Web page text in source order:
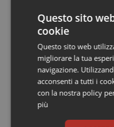
Quotidiano
Quotidiano Chirurgia
Quotidiano
Quotidiano Pediatria
Rene & patologie
Puglia. Unità
Decaro
e conti
Natalità. Asl
Questo sito
cookie
Questo sito web
migliorare la tua
navigazione.
acconsenti a tutti i
con la nostra policy
più